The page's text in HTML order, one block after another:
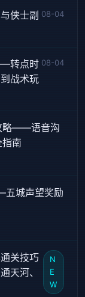
侠士副 08-04
转点时
战术玩
08-04
略——语音沟
南
城声望奖励
关技巧
天河、
N
E
W